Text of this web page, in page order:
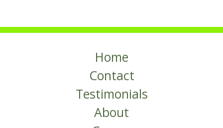
Home
Contact
Testimonials
About